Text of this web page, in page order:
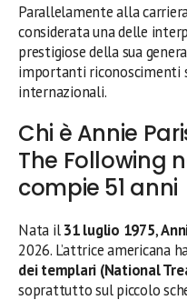
Parallelamente alla
considerata una delle
prestigiose della sua
importanti riconoscimenti
internazionali.
Chi è Annie
The Following
compie 51 anni
Nata il31 luglio 1975,
2026. L’attrice americana
dei templari (National
soprattutto sul piccolo